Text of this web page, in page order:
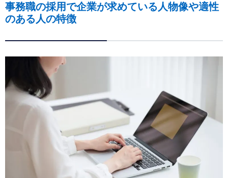
事務職の採用で企業が求めている人物像や適性
のある人の特徴